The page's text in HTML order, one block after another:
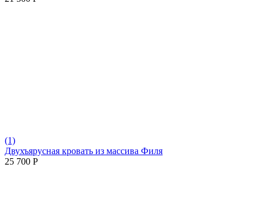
(1)
Двухъярусная кровать из массива Филя
25 700 Р